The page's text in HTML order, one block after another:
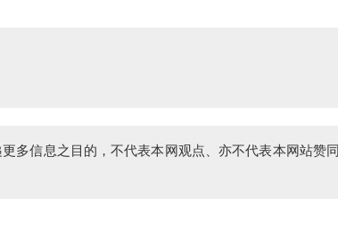
多信息之目的，不代表本网观点、亦不代表本网站赞同